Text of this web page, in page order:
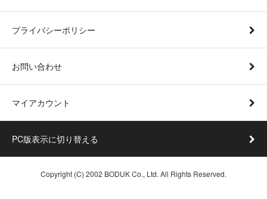
プライバシーポリシー
お問い合わせ
マイアカウント
PC版表示に切り替える
Copyright (C) 2002 BODUK Co., Ltd. All Rights Reserved.